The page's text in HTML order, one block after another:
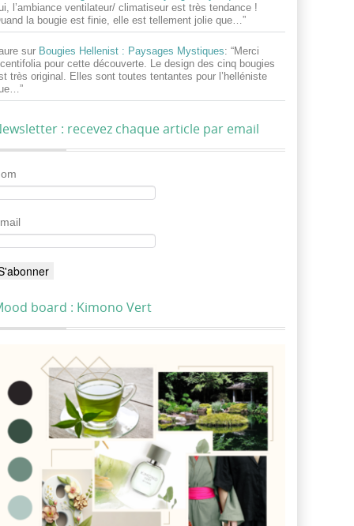
l’ambiance ventilateur/ climatiseur est très tendance !
la bougie est finie, elle est tellement jolie que…”
sur Bougies Hellenist : Paysages Mystiques: “Merci
pour cette découverte. Le design des cinq bougies
très original. Elles sont toutes tentantes pour l’helléniste
”
: recevez chaque article par email
board : Kimono Vert